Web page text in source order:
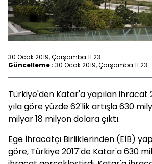
30 Ocak 2019, Çarşamba 11:23
Güncelleme : 30 Ocak 2019, Çarşamba 11:23
Türkiye'den Katar'a yapılan ihracat
yıla göre yüzde 62'lik artışla 630
milyar 18 milyon dolara çıktı.
Ege İhracatçı Birliklerinden (EİB)
göre, Türkiye 2017'de Katar'a 630